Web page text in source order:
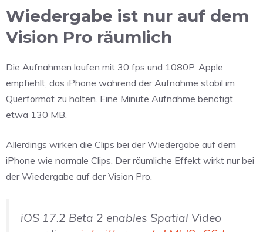
Wiedergabe ist nur auf dem
Vision Pro räumlich
Die Aufnahmen laufen mit 30 fps und 1080P. Apple
empfiehlt, das iPhone während der Aufnahme stabil im
Querformat zu halten. Eine Minute Aufnahme benötigt
etwa 130 MB.
Allerdings wirken die Clips bei der Wiedergabe auf dem
iPhone wie normale Clips. Der räumliche Effekt wirkt nur bei
der Wiedergabe auf der Vision Pro.
iOS 17.2 Beta 2 enables Spatial Video